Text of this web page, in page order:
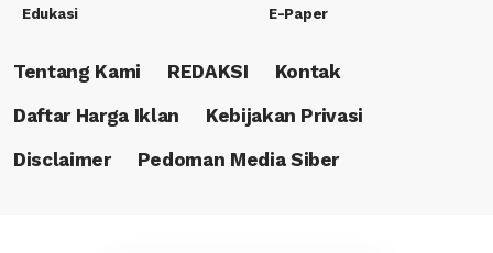
Edukasi
E-Paper
Tentang Kami REDAKSI
Kontak
Daftar Harga Iklan
Kebijakan Privasi
Disclaimer
Pedoman Media Siber